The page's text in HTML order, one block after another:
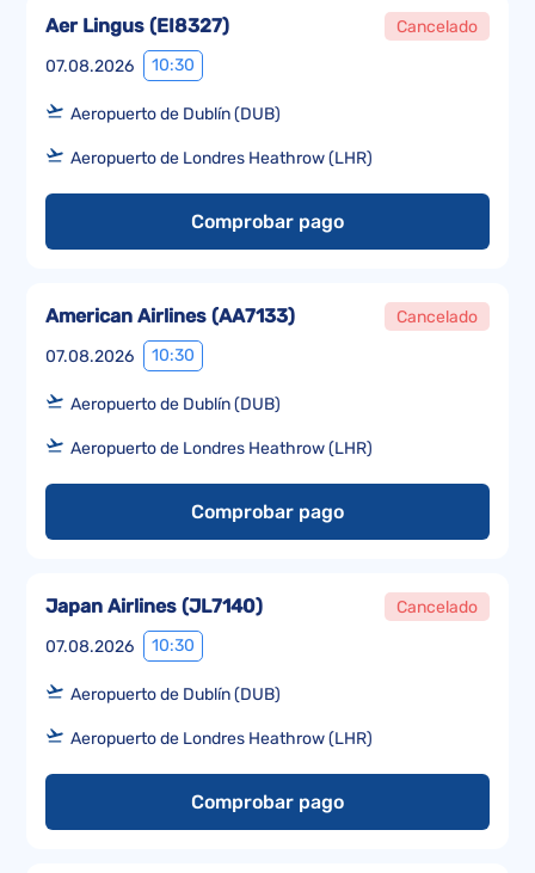
07.08.2026 10:30
Aer Lingus (EI8327) Cancelado
Aeropuerto de Dublín (DUB)
Aeropuerto de Londres Heathrow (LHR)
Comprobar pago
07.08.2026 10:30
American Airlines (AA7133) Cancelado
Aeropuerto de Dublín (DUB)
Aeropuerto de Londres Heathrow (LHR)
Comprobar pago
07.08.2026 10:30
Japan Airlines (JL7140) Cancelado
Aeropuerto de Dublín (DUB)
Aeropuerto de Londres Heathrow (LHR)
Comprobar pago